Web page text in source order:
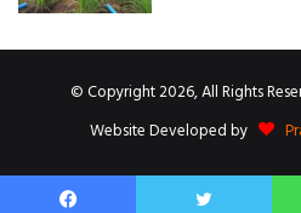
© Copyright 2026, All Rights
Website Developed by